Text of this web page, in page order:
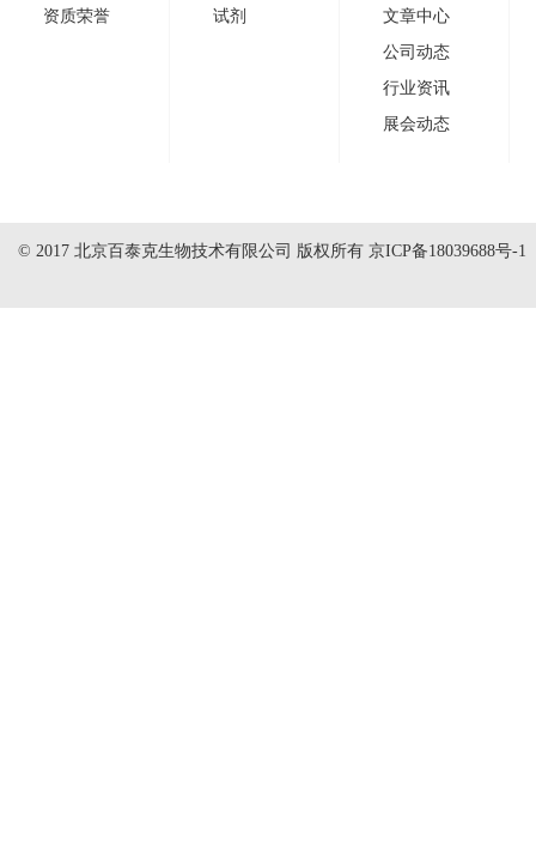
资质荣誉
试剂
文章中心
公司动态
行业资讯
展会动态
© 2017 北京百泰克生物技术有限公司 版权所有 京ICP备18039688号-1